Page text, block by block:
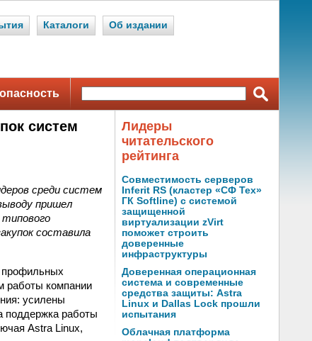
Каталоги Об издании
систем
среди систем
пришел
составила
профильных
работы компании
усилены
поддержка работы
Astra Linux,
Лидеры
читательского
рейтинга
Совместимость серверов
Inferit RS (кластер «СФ Тех»
ГК Softline) с системой
защищенной
виртуализации zVirt
поможет строить
доверенные
инфраструктуры
Доверенная операционная
система и современные
средства защиты: Astra
Linux и Dallas Lock прошли
испытания
Облачная платформа